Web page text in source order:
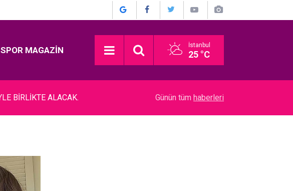
SPOR MAGAZIN İstanbul
25 °C
“Dedemin Evi”… SIRBİSTAN’DAN EN İYİ
Günün tüm haberleri